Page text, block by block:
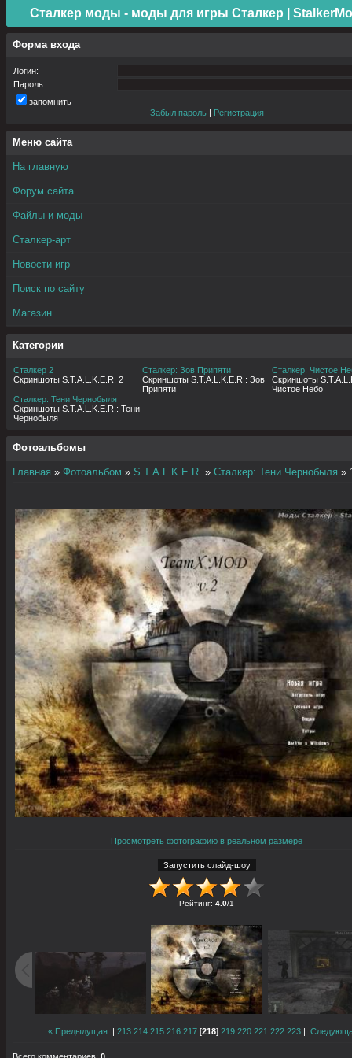
Сталкер моды - моды для игры Сталкер |
Форма входа
Логин:
Пароль:
запомнить
Забыл пароль | Регистрация
Меню сайта
На главную
Форум сайта
Файлы и моды
Сталкер-арт
Новости игр
Поиск по сайту
Магазин
Категории
Сталкер 2
Скриншоты S.T.A.L.K.E.R. 2
Сталкер: Зов Припяти
Скриншоты S.T.A.L.K.E.R.: Зов
Припяти
Сталкер: Чистое
Скриншоты
Чистое Небо
Сталкер: Тени Чернобыля
Скриншоты S.T.A.L.K.E.R.: Тени
Чернобыля
Фотоальбомы
Главная » Фотоальбом » S.T.A.L.K.E.R. » Сталкер: Тени Чернобыля »
Просмотреть фотографию в реальном размере
Рейтинг: 4.0/1
« Предыдущая |213 214 215 216 217 [218]219 220 221 222 223 |